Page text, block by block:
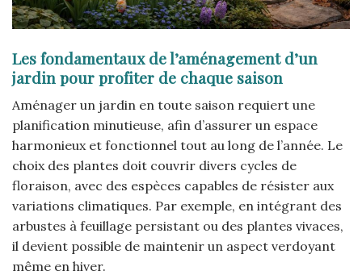
Les fondamentaux de l’aménagement d’un
jardin pour profiter de chaque saison
Aménager un jardin en toute saison requiert une
planification minutieuse, afin d’assurer un espace
harmonieux et fonctionnel tout au long de l’année. Le
choix des plantes doit couvrir divers cycles de
floraison, avec des espèces capables de résister aux
variations climatiques. Par exemple, en intégrant des
arbustes à feuillage persistant ou des plantes vivaces,
il devient possible de maintenir un aspect verdoyant
même en hiver.